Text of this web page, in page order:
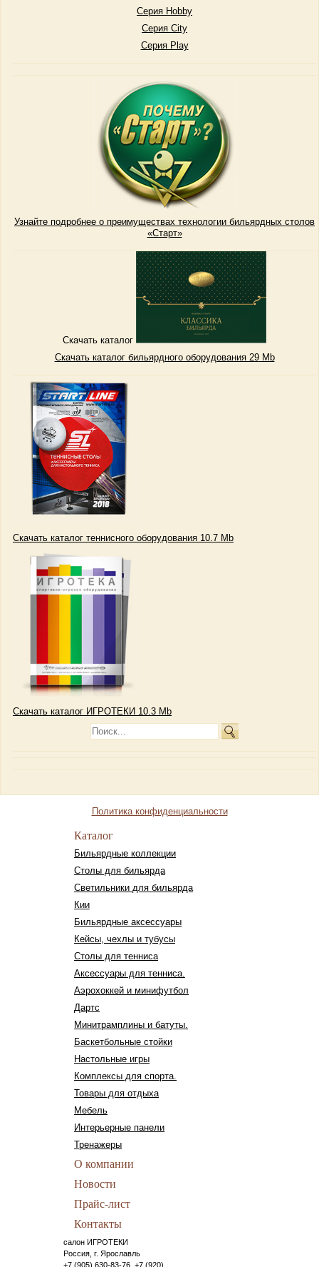
Серия Hobby
Серия City
Серия Play
Узнайте подробнее о преимуществах технологии бильярдных столов
«Старт»
Скачать каталог
Скачать каталог бильярдного оборудования 29Mb
Скачать каталог теннисного оборудования 10.7 Mb
Скачать каталог ИГРОТЕКИ 10.3 Mb
Политика конфиденциальности
Каталог
Бильярдные коллекции
Столы для бильярда
Светильники для бильярда
Кии
Бильярдные аксессуары
Кейсы, чехлы и тубусы
Столы для тенниса
Аксессуары для тенниса.
Аэрохоккей и минифутбол
Дартс
Минитрамплины и батуты.
Баскетбольные стойки
Настольные игры
Комплексы для спорта.
Товары для отдыха
Мебель
Интерьерные панели
Тренажеры
О компании
Новости
Прайс-лист
Контакты
салон ИГРОТЕКИ
Россия, г. Ярославль
+7 (905) 630-83-76, +7 (920)